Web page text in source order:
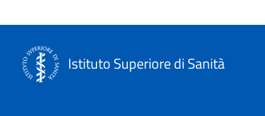
Istituto Superiore di Sanità